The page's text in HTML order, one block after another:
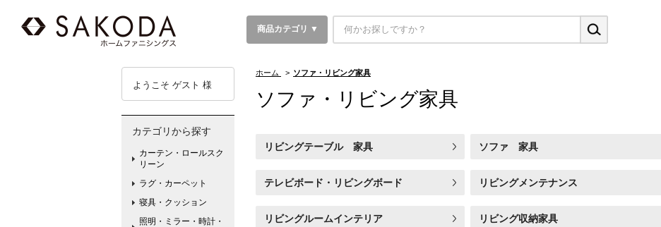
商品カテゴリ ▼
ホーム > ソファ・リビング家具
ソファ・リビング家具
リビングテーブル 家具 ソファ 家具
テレビボード・リビングボード リビングメンテナンス
リビングルームインテリア リビング収納家具
ようこそ ゲスト 様
カテゴリから探す
カーテン・ロールスク
リーン
ラグ・カーペット
寝具・クッション
照明・ミラー・時計・